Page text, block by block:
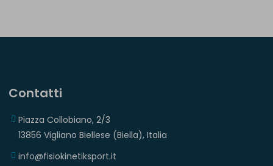
Contatti
Piazza Collobiano, 2/3
13856 Vigliano Biellese (Biella), Italia
info@fisiokinetiksport.it